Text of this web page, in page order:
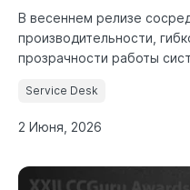
В весеннем релизе
производительности,
прозрачности работы
Service Desk
2 Июня, 2026